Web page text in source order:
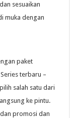
sesuaikan
muka dengan
paket
terbaru –
salah satu dari
ke pintu.
promosi dan